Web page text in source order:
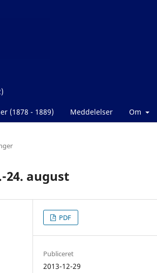
(1878 - 1889) Meddelelser Om
24. august
PDF
Publiceret
2013-12-29